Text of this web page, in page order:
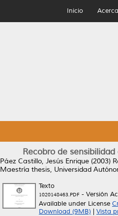
Inicio
Recobro de
Páez Castillo, Jesús Enrique (2003)
Maestría thesis, Universidad
Texto
1020148463.PDF - Versión
Available under License
Download (9MB)
Vista